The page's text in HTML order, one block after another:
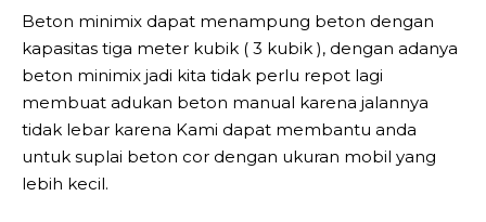
Beton minimix dapat menampung beton dengan
kapasitas tiga meter kubik ( 3 kubik ), dengan adanya
beton minimix jadi kita tidak perlu repot lagi
membuat adukan beton manual karena jalannya
tidak lebar karena Kami dapat membantu anda
untuk suplai beton cor dengan ukuran mobil yang
lebih kecil.